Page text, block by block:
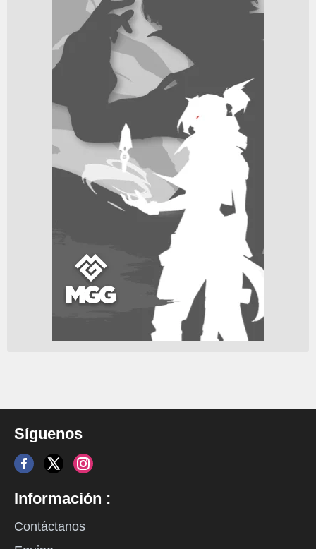
Síguenos
Información :
Contáctanos